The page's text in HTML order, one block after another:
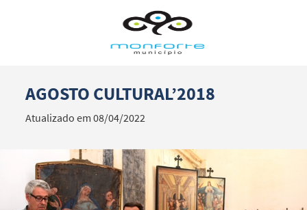
Termo de Pesquisa
Categorias gerais
AGOSTO CULTURAL’2018
Atualizado em 08/04/2022